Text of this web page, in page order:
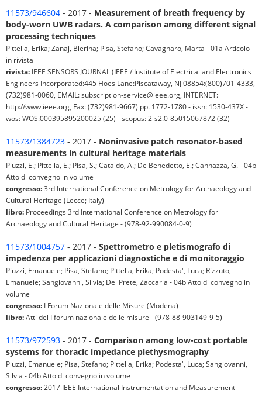
11573/946604 - 2017 - Measurement of breath frequency by
body-worn UWB radars. A comparison among different signal
processing techniques
Pittella, Erika; Zanaj, Blerina; Pisa, Stefano; Cavagnaro, Marta - 01a Articolo
in rivista
rivista: IEEE SENSORS JOURNAL (IEEE / Institute of Electrical and Electronics
Engineers Incorporated:445 Hoes Lane:Piscataway, NJ 08854:(800)701-4333,
(732)981-0060, EMAIL: subscription-service@ieee.org, INTERNET:
http://www.ieee.org, Fax: (732)981-9667) pp. 1772-1780 - issn: 1530-437X -
wos: WOS:000395895200025 (25) - scopus: 2-s2.0-85015067872 (32)
11573/1384723 - 2017 - Noninvasive patch resonator-based
measurements in cultural heritage materials
Piuzzi, E.; Pittella, E.; Pisa, S.; Cataldo, A.; De Benedetto, E.; Cannazza, G. - 04b
Atto di convegno in volume
congresso:3rd International Conference on Metrology for Archaeology and
Cultural Heritage (Lecce; Italy)
libro: Proceedings 3rd International Conference on Metrology for
Archaeology and Cultural Heritage - (978-92-990084-0-9)
11573/1004757 - 2017 - Spettrometro e pletismografo di
impedenza per applicazioni diagnostiche e di monitoraggio
Piuzzi, Emanuele; Pisa, Stefano; Pittella, Erika; Podesta', Luca; Rizzuto,
Emanuele; Sangiovanni, Silvia; Del Prete, Zaccaria - 04b Atto di convegno in
volume
congresso: I Forum Nazionale delle Misure (Modena)
libro:Atti del I forum nazionale delle misure - (978-88-903149-9-5)
11573/972593 - 2017 - Comparison among low-cost portable
systems for thoracic impedance plethysmography
Piuzzi, Emanuele; Pisa, Stefano; Pittella, Erika; Podesta', Luca; Sangiovanni,
Silvia - 04b Atto di convegno in volume
congresso: 2017 IEEE International Instrumentation and Measurement